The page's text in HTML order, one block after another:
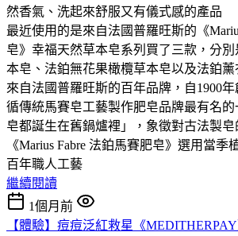
然香氣、洗起來舒服又有儀式感的產品
最近使用的是來自法國普羅旺斯的《
皂》幸福天然草本皂系列買了三款，分
本皂、法鉑無花果橄欖草本皂以及法鉑
來自法國普羅旺斯的百年品牌，自1900
循傳統馬賽皂工藝製作肥皂品牌最有名
皂都誕生在舊鍋爐裡」，象徵對古法製
《Marius Fabre 法鉑馬賽肥皂》選用當季
百年職人工藝
繼續閱讀
1個月前
【體驗】痘痘泛紅救星《